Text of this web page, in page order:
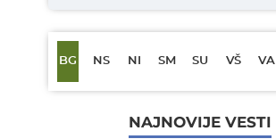
BG NS NI SM SU VŠ VA
NAJNOVIJE VESTI